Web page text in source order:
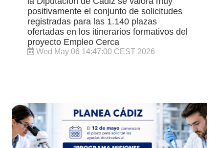
positivamente el conjunto de solicitudes
registradas para las 1.140 plazas
ofertadas en los itinerarios formativos del
proyecto Empleo Cerca
Wed May 06 14:47:00 CEST 2026